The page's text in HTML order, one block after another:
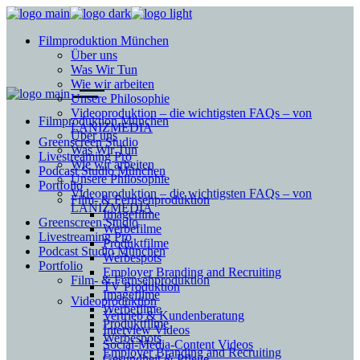
Filmproduktion München
Über uns
Was Wir Tun
Wie wir arbeiten
Unsere Philosophie
Videoproduktion – die wichtigsten FAQs – von
LANIZMEDIA
Greenscreen Studio
Livestreaming Pro
Podcast Studio München
Portfolio
Film- & Fernsehproduktion
Imagefilme
Werbefilme
Produktfilme
Werbespots
Employer Branding and Recruiting
TV Produktion
Videoproduktion
Vertrieb & Kundenberatung
Interview Videos
Social-Media-Content Videos
Filmproduktion München
Über uns
Was Wir Tun
Wie wir arbeiten
Unsere Philosophie
Videoproduktion – die wichtigsten FAQs – von
LANIZMEDIA
Greenscreen Studio
Livestreaming Pro
Podcast Studio München
Portfolio
Film- & Fernsehproduktion
Imagefilme
Werbefilme
Produktfilme
Werbespots
Employer Branding and Recruiting